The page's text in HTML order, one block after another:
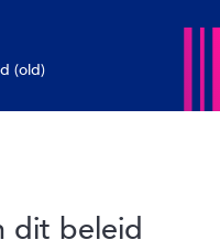
(old)
dit beleid